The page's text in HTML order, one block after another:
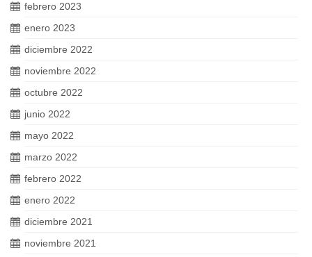
febrero 2023
enero 2023
diciembre 2022
noviembre 2022
octubre 2022
junio 2022
mayo 2022
marzo 2022
febrero 2022
enero 2022
diciembre 2021
noviembre 2021